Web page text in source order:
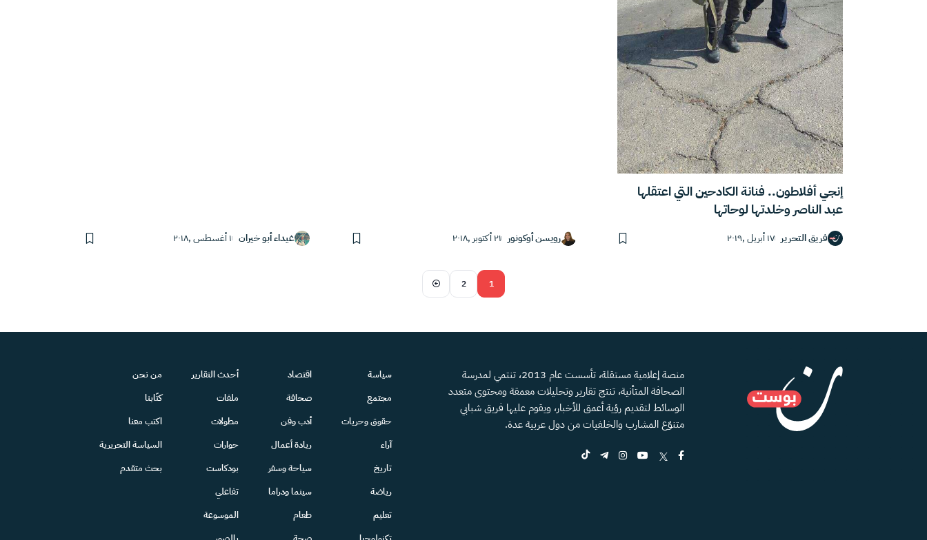
إنجي أفلاطون.. فنانة الكادحين التي اعتقلها
عبد الناصر وخلدتها لوحاتها
فريق التحرير ١٧ أبريل ,٢٠١٩ رويسن أوكونور ٢١ أكتوبر ,٢٠١٨ غيداء أبو خيران ١ أغسطس ,٢٠١٨
1
2
منصة إعلامية مستقلة، تأسست عام 2013، تنتمي لمدرسة
الصحافة المتأنية، تنتج تقارير وتحليلات معمقة ومحتوى متعدد
الوسائط لتقديم رؤية أعمق للأخبار، ويقوم عليها فريق شبابي
متنوّع المشارب والخلفيات من دول عربية عدة.
سياسة
مجتمع
حقوق وحريات
آراء
تاريخ
رياضة
تعليم
اقتصاد
صحافة
أدب وفن
ريادة أعمال
سياحة وسفر
سينما ودراما
طعام
أحدث التقارير
ملفات
مطولات
حوارات
بودكاست
تفاعلي
الموسوعة
من نحن
كتّابنا
اكتب معنا
السياسة التحريرية
بحث متقدم